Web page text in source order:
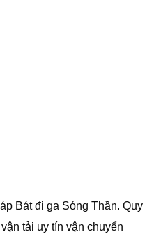
Bát đi ga Sóng Thần. Quy
tải uy tín vận chuyển